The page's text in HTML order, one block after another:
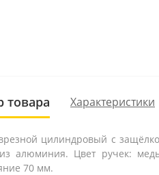
товара Характеристики
цилиндровый с
алюминия. Цвет ручек:
70 мм.